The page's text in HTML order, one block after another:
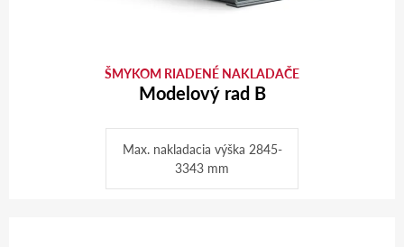
ŠMYKOM RIADENÉ NAKLADAČE
Modelový rad B
Max. nakladacia výška 2845-
3343 mm